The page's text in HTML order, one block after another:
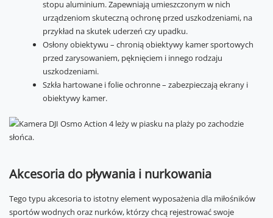
stopu aluminium. Zapewniają umieszczonym w nich
urządzeniom skuteczną ochronę przed uszkodzeniami, na
przykład na skutek uderzeń czy upadku.
Osłony obiektywu – chronią obiektywy kamer sportowych
przed zarysowaniem, pęknięciem i innego rodzaju
uszkodzeniami.
Szkła hartowane i folie ochronne – zabezpieczają ekrany i
obiektywy kamer.
Akcesoria do pływania i nurkowania
Tego typu akcesoria to istotny element wyposażenia dla miłośników
sportów wodnych oraz nurków, którzy chcą rejestrować swoje